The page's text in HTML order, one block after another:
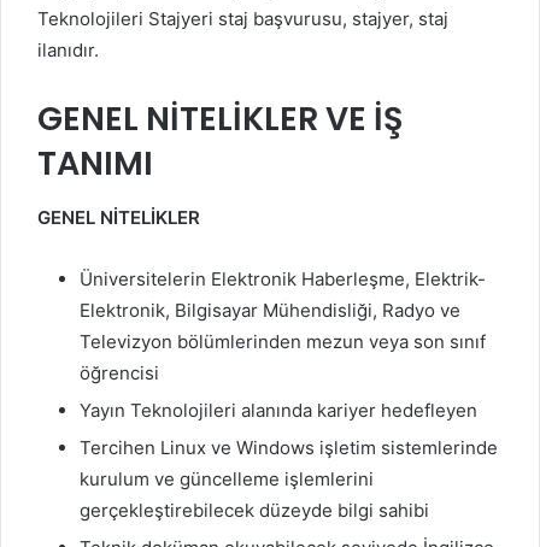
Teknolojileri Stajyeri staj başvurusu, stajyer, staj
ilanıdır.
GENEL NİTELİKLER VE İŞ
TANIMI
GENEL NİTELİKLER
Üniversitelerin Elektronik Haberleşme, Elektrik-
Elektronik, Bilgisayar Mühendisliği, Radyo ve
Televizyon bölümlerinden mezun veya son sınıf
öğrencisi
Yayın Teknolojileri alanında kariyer hedefleyen
Tercihen Linux ve Windows işletim sistemlerinde
kurulum ve güncelleme işlemlerini
gerçekleştirebilecek düzeyde bilgi sahibi